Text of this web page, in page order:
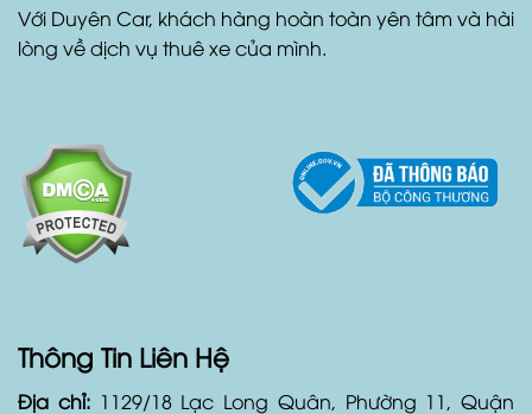
vụ hỗ trợ khách hàng tốt nhất. Ngoài ra, Duyên Car
còn cung cấp dịch vụ xe đưa đón sân bay, xe đón